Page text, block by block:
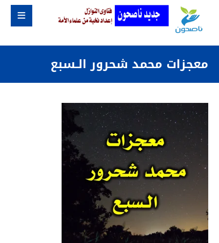
معجزات محمد شحرور الـسبع